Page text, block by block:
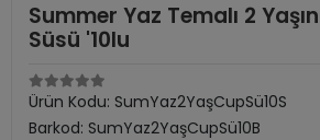
Summer Yaz Temalı 2
Süsü '10lu
Ürün Kodu: SumYaz2YaşCupSü10S
Barkod: SumYaz2YaşCupSü10B